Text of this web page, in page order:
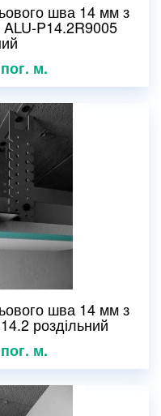
шва 14 мм з
ALU-P14.2R9005
м.
шва 14 мм з
роздільний
м.